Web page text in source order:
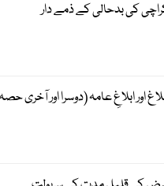
کی بدحالی کے ذمے دار
اور ابلاغِ عامہ (دوسرا اور آخری